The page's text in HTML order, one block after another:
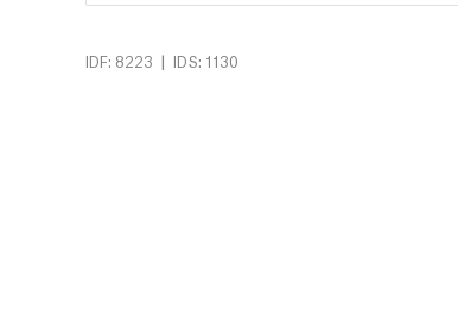
IDF: 8223 | IDS: 1130